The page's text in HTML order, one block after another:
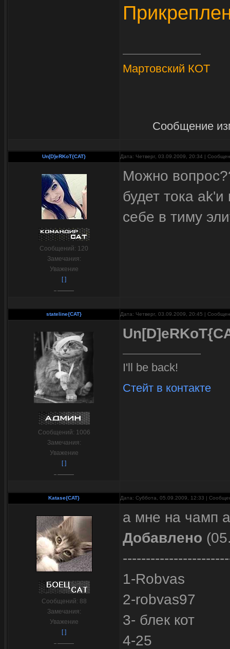
Мартовский КОТ
Сообщение
Un[D]eRKoT{CAT} Дата: Четверг, 03.09.2009, 20:34 |
Сообщений: 120
Замечания:
Уважение
[ ]
Можно
будет тока
себе в тиму
stateline{CAT} Дата: Четверг, 03.09.2009, 20:45 |
Сообщений: 1006
Замечания:
Уважение
[ ]
I'll be back!
Стейт в контакте
Katase{CAT} Дата: Суббота, 05.09.2009, 12:33 |
Сообщений: 88
Замечания:
Уважение
[ ]
а мне на чамп а
Добавлено
1-Robvas
2-robvas97
3- блек кот
4-25